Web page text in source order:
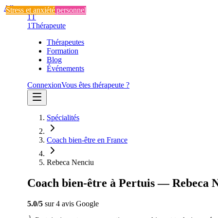
Aller au contenu
1T
1Thérapeute
Thérapeutes
Formation
Blog
Événements
ConnexionVous êtes thérapeute ?
Spécialités
Coach bien-être en France
Rebeca Nenciu
Coach bien-être à Pertuis — Rebeca
5.0/5 sur4 avis Google
Stress et anxiété
Développement personnel
Stress et anxiété